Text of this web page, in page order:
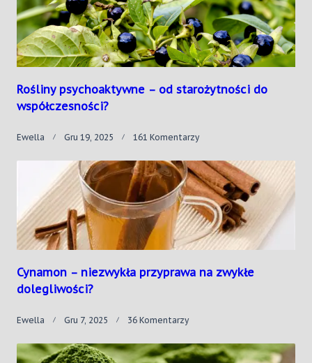
Rośliny psychoaktywne – od starożytności do
współczesności?
Ewella Gru 19, 2025 161 KomentarzyDo
Psychoaktywne
–
Od
Starożytności
Do
Współczesności?
Cynamon – niezwykła przyprawa na zwykłe
dolegliwości?
Ewella Gru 7, 2025 36 KomentarzyDo
–
Niezwykła